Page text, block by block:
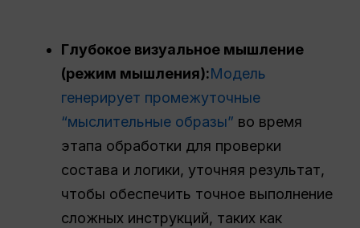
Глубокое визуальное мышление
(режим мышления):Модель
генерирует промежуточные
“мыслительные образы” во время
этапа обработки для проверки
состава и логики, уточняя результат,
чтобы обеспечить точное выполнение
сложных инструкций, таких как